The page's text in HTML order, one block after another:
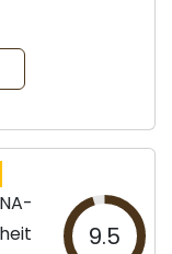
9.5